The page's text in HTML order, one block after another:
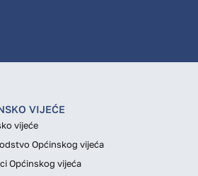
VIJEĆE
vijeće
Općinskog vijeća
Općinskog vijeća